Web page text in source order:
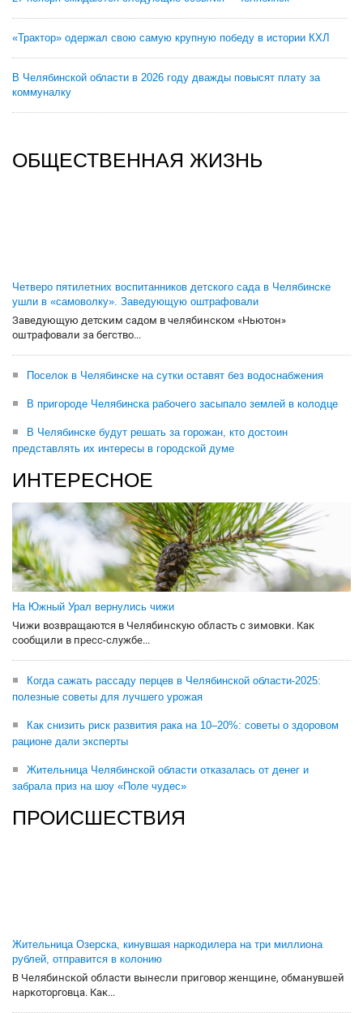
«Трактор» одержал свою самую крупную победу в истории КХЛ
В Челябинской области в 2026 году дважды повысят плату за
коммуналку
ОБЩЕСТВЕННАЯ ЖИЗНЬ
Четверо пятилетних воспитанников детского сада в Челябинске
ушли в «самоволку». Заведующую оштрафовали
Заведующую детским садом в челябинском «Ньютон»
оштрафовали за бегство...
Поселок в Челябинске на сутки оставят без водоснабжения
В пригороде Челябинска рабочего засыпало землей в колодце
В Челябинске будут решать за горожан, кто достоин
представлять их интересы в городской думе
ИНТЕРЕСНОЕ
На Южный Урал вернулись чижи
Чижи возвращаются в Челябинскую область с зимовки. Как
сообщили в пресс-службе...
Когда сажать рассаду перцев в Челябинской области-2025:
полезные советы для лучшего урожая
Как снизить риск развития рака на 10–20%: советы о здоровом
рационе дали эксперты
Жительница Челябинской области отказалась от денег и
забрала приз на шоу «Поле чудес»
ПРОИСШЕСТВИЯ
Жительница Озерска, кинувшая наркодилера на три миллиона
рублей, отправится в колонию
В Челябинской области вынесли приговор женщине, обманувшей
наркоторговца. Как...